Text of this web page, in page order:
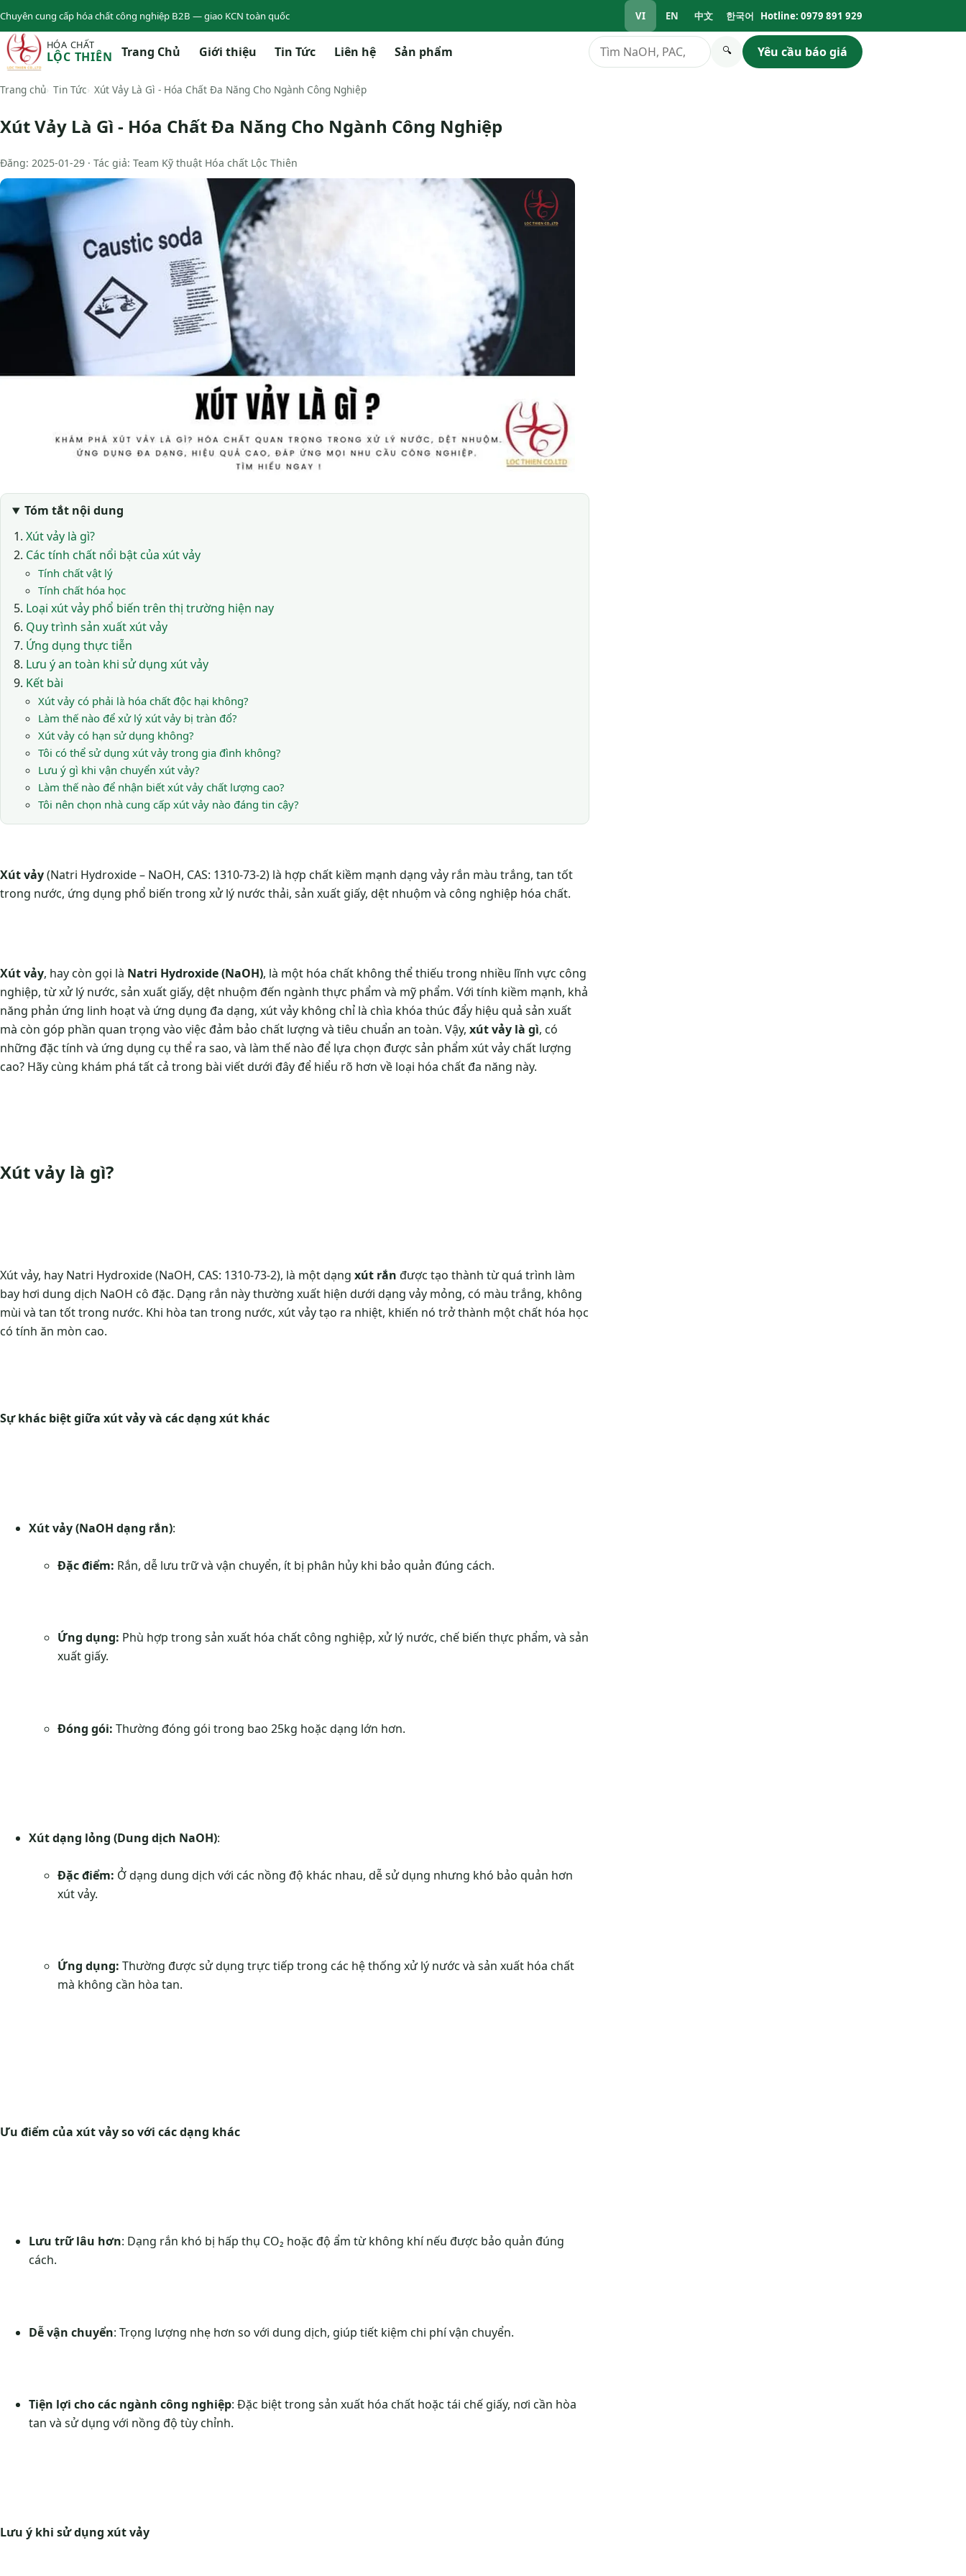
Chuyên cung cấp hóa chất công nghiệp B2B — giao KCN toàn quốc VI EN 中文 한국어 Hotline: 0979 891 929
HÓA CHẤT
LỘC THIÊN Trang Chủ Giới thiệu Tin Tức Liên hệ Sản phẩm Tìm kiếm 🔍 Yêu cầu báo giá
Trang chủ Tin Tức Xút Vảy Là Gì - Hóa Chất Đa Năng Cho Ngành Công Nghiệp
Xút Vảy Là Gì - Hóa Chất Đa Năng Cho Ngành Công Nghiệp
Đăng: 2025-01-29 · Tác giả: Team Kỹ thuật Hóa chất Lộc Thiên
Tóm tắt nội dung
Xút vảy là gì?
Các tính chất nổi bật của xút vảy
Tính chất vật lý
Tính chất hóa học
Loại xút vảy phổ biến trên thị trường hiện nay
Quy trình sản xuất xút vảy
Ứng dụng thực tiễn
Lưu ý an toàn khi sử dụng xút vảy
Kết bài
Xút vảy có phải là hóa chất độc hại không?
Làm thế nào để xử lý xút vảy bị tràn đổ?
Xút vảy có hạn sử dụng không?
Tôi có thể sử dụng xút vảy trong gia đình không?
Lưu ý gì khi vận chuyển xút vảy?
Làm thế nào để nhận biết xút vảy chất lượng cao?
Tôi nên chọn nhà cung cấp xút vảy nào đáng tin cậy?
Xút vảy(Natri Hydroxide – NaOH, CAS: 1310-73-2) là hợp chất kiềm mạnh dạng vảy rắn màu trắng, tan tốt
trong nước, ứng dụng phổ biến trong xử lý nước thải, sản xuất giấy, dệt nhuộm và công nghiệp hóa chất.
Xút vảy, hay còn gọi là Natri Hydroxide (NaOH), là một hóa chất không thể thiếu trong nhiều lĩnh vực công
nghiệp, từ xử lý nước, sản xuất giấy, dệt nhuộm đến ngành thực phẩm và mỹ phẩm. Với tính kiềm mạnh, khả
năng phản ứng linh hoạt và ứng dụng đa dạng, xút vảy không chỉ là chìa khóa thúc đẩy hiệu quả sản xuất
mà còn góp phần quan trọng vào việc đảm bảo chất lượng và tiêu chuẩn an toàn. Vậy, xút vảy là gì, có
những đặc tính và ứng dụng cụ thể ra sao, và làm thế nào để lựa chọn được sản phẩm xút vảy chất lượng
cao? Hãy cùng khám phá tất cả trong bài viết dưới đây để hiểu rõ hơn về loại hóa chất đa năng này.
Xút vảy là gì?
Xút vảy, hay Natri Hydroxide (NaOH, CAS: 1310-73-2), là một dạng xút rắn được tạo thành từ quá trình làm
bay hơi dung dịch NaOH cô đặc. Dạng rắn này thường xuất hiện dưới dạng vảy mỏng, có màu trắng, không
mùi và tan tốt trong nước. Khi hòa tan trong nước, xút vảy tạo ra nhiệt, khiến nó trở thành một chất hóa học
có tính ăn mòn cao.
Sự khác biệt giữa xút vảy và các dạng xút khác
Xút vảy (NaOH dạng rắn):
Đặc điểm: Rắn, dễ lưu trữ và vận chuyển, ít bị phân hủy khi bảo quản đúng cách.
Ứng dụng: Phù hợp trong sản xuất hóa chất công nghiệp, xử lý nước, chế biến thực phẩm, và sản
xuất giấy.
Đóng gói: Thường đóng gói trong bao 25kg hoặc dạng lớn hơn.
Xút dạng lỏng (Dung dịch NaOH):
Đặc điểm: Ở dạng dung dịch với các nồng độ khác nhau, dễ sử dụng nhưng khó bảo quản hơn
xút vảy.
Ứng dụng: Thường được sử dụng trực tiếp trong các hệ thống xử lý nước và sản xuất hóa chất
mà không cần hòa tan.
Ưu điểm của xút vảy so với các dạng khác
Lưu trữ lâu hơn: Dạng rắn khó bị hấp thụ CO₂ hoặc độ ẩm từ không khí nếu được bảo quản đúng
cách.
Dễ vận chuyển: Trọng lượng nhẹ hơn so với dung dịch, giúp tiết kiệm chi phí vận chuyển.
Tiện lợi cho các ngành công nghiệp: Đặc biệt trong sản xuất hóa chất hoặc tái chế giấy, nơi cần hòa
tan và sử dụng với nồng độ tùy chỉnh.
Lưu ý khi sử dụng xút vảy